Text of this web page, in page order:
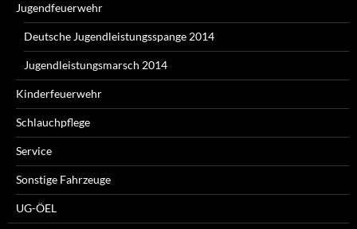
Jugendfeuerwehr
Deutsche Jugendleistungsspange 2014
Jugendleistungsmarsch 2014
Kinderfeuerwehr
Schlauchpflege
Service
Sonstige Fahrzeuge
UG-ÖEL